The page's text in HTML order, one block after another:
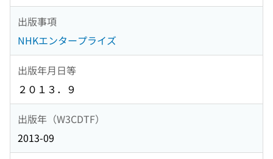
出版事項
NHKエンタープライズ
出版年月日等
２０１３．９
出版年（W3CDTF）
2013-09